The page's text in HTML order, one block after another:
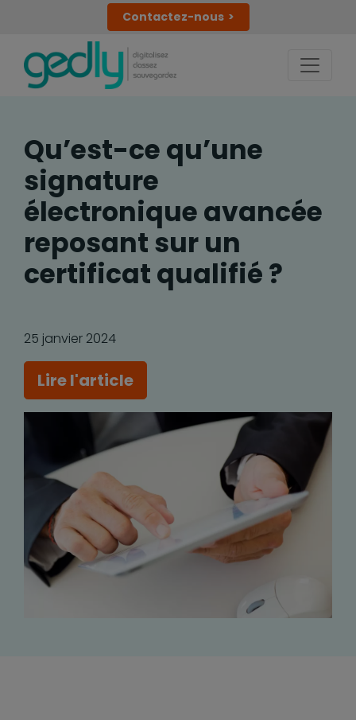
Contactez-nous
Qu’est-ce qu’une
signature
électronique avancée
reposant sur un
certificat qualifié ?
25 janvier 2024
Lire l'article